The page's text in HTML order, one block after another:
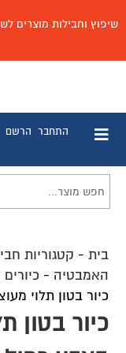
שיפוץ וחבילות מוצרים
התחבר הרשם
בית - קטגוריות
האמבטיה -
כיור בטון תלוי
כיור בטון